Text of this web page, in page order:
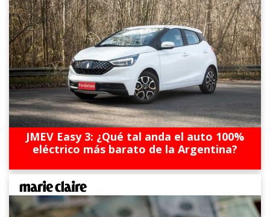
JMEV Easy 3: ¿Qué tal anda el auto 100%
eléctrico más barato de la Argentina?